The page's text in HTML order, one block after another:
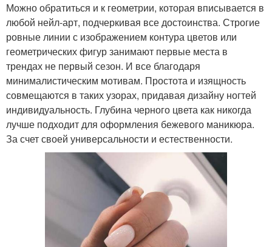
Можно обратиться и к геометрии, которая вписывается в
любой нейл-арт, подчеркивая все достоинства. Строгие
ровные линии с изображением контура цветов или
геометрических фигур занимают первые места в
трендах не первый сезон. И все благодаря
минималистическим мотивам. Простота и изящность
совмещаются в таких узорах, придавая дизайну ногтей
индивидуальность. Глубина черного цвета как никогда
лучше подходит для оформления бежевого маникюра.
За счет своей универсальности и естественности.